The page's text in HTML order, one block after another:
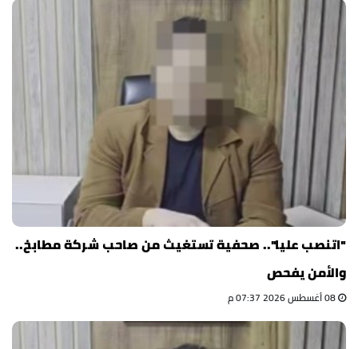
"اتنصب عليا".. صحفية تستغيث من صاحب شركة مطابخ..
والأمن يفحص